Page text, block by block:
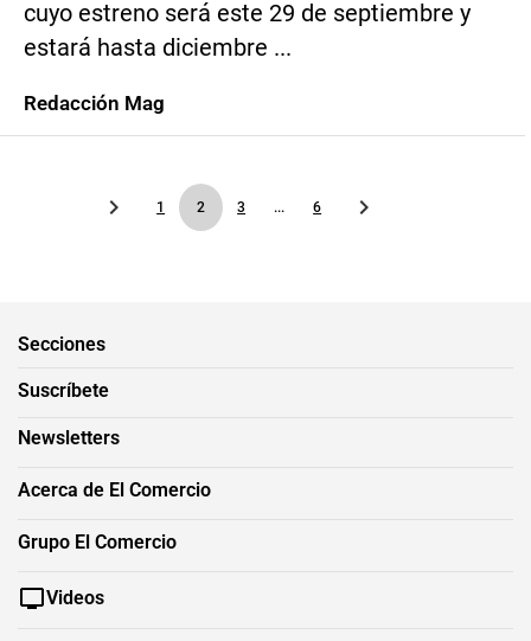
cuyo estreno será este 29 de septiembre y
estará hasta diciembre ...
Redacción Mag
1 2 3 ... 6
Secciones
Suscríbete
Newsletters
Acerca de El Comercio
Grupo El Comercio
Videos